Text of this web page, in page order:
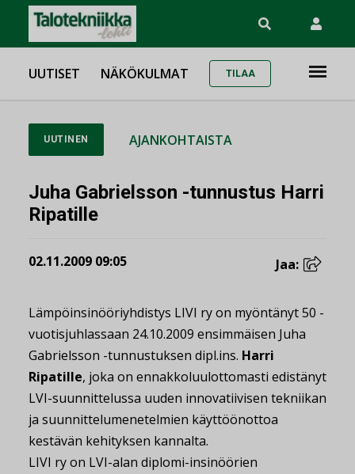
UUTISET NÄKÖKULMAT TILAA
UUTINEN AJANKOHTAISTA
Juha Gabrielsson -tunnustus Harri
Ripatille
02.11.2009 09:05 Jaa:
Lämpöinsinööriyhdistys LIVI ry on myöntänyt 50 -
vuotisjuhlassaan 24.10.2009 ensimmäisen Juha
Gabrielsson -tunnustuksen dipl.ins. Harri
Ripatille, joka on ennakkoluulottomasti edistänyt
LVI-suunnittelussa uuden innovatiivisen tekniikan
ja suunnittelumenetelmien käyttöönottoa
kestävän kehityksen kannalta.
LIVI ry on LVI-alan diplomi-insinöörien